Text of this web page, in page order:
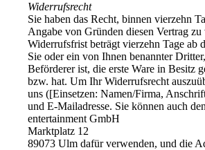
Widerrufsrecht
Sie haben das Recht, binnen vierzehn
Angabe von Gründen diesen Vertrag
Widerrufsfrist beträgt vierzehn Tage ab
Sie oder ein von Ihnen benannter
Beförderer ist, die erste Ware in Besitz
bzw. hat. Um Ihr Widerrufsrecht
uns ([Einsetzen: Namen/Firma,
und E-Mailadresse. Sie können auch
entertainment GmbH
Marktplatz 12
89073 Ulm dafür verwenden, und die